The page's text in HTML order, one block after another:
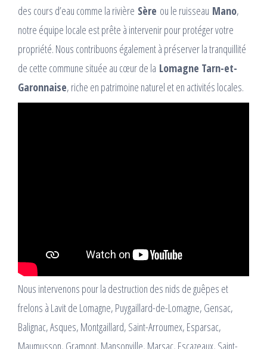
des cours d’eau comme la rivière Sère ou le ruisseau Mano,
notre équipe locale est prête à intervenir pour protéger votre
propriété. Nous contribuons également à préserver la tranquillité
de cette commune située au cœur de la Lomagne Tarn-et-
Garonnaise, riche en patrimoine naturel et en activités locales.
Nous intervenons pour la destruction des nids de guêpes et
frelons à Lavit de Lomagne, Puygaillard-de-Lomagne, Gensac,
Balignac, Asques, Montgaillard, Saint-Arroumex, Esparsac,